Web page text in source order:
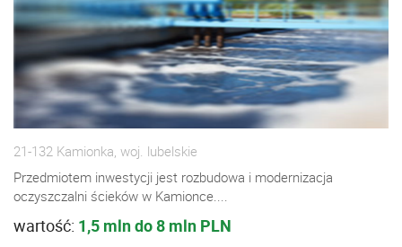
21-132 Kamionka, woj. lubelskie
Przedmiotem inwestycji jest rozbudowa i modernizacja
oczyszczalni ścieków w Kamionce....
wartość: 1,5 mln do 8 mln PLN